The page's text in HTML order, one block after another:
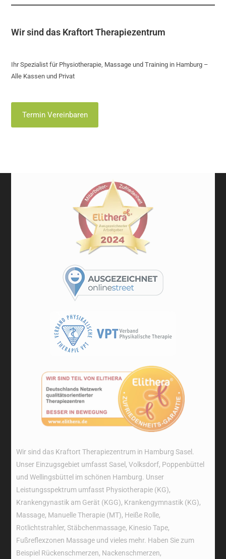
Wir sind das Kraftort Therapiezentrum
Ihr Spezialist für Physiotherapie, Massage und Training in Hamburg –
Alle Kassen und Privat
Termin Vereinbaren
Wir sind das Kraftort Therapiezentrum in Hamburg Sasel.
Unser Einzugsgebiet umfasst Sasel, Volksdorf, Poppenbüttel
und Wellingsbüttel im schönen Hamburg. Unser
Leistungsspektrum umfasst Physiotherapie (KG),
Krankengynastik am Gerät (KGG), Krankengymnastik (KG),
Massage, Manuelle Therapie (MT), Heiße Rolle,
Rotlichtstrahler, Stäbchenmassage, Kinesio Tape,
Fußreflexzonen Massage und vieles mehr. Haben Sie zum
Beispiel Rückenschmerzen, Nackenschmerzen,